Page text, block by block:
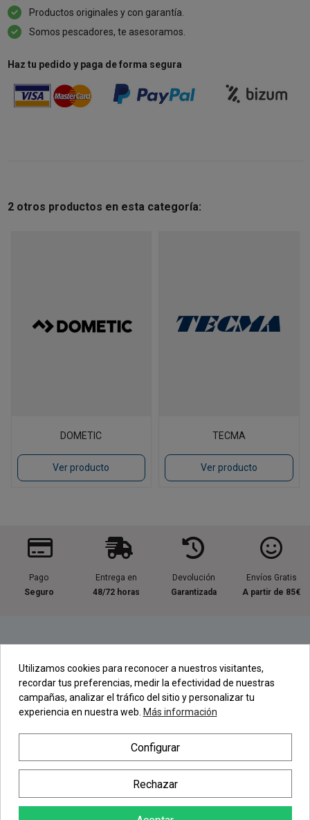
Productos originales y con garantía.
Somos pescadores, te asesoramos.
Haz tu pedido y paga de forma segura
2 otros productos en esta categoría:
DOMETIC
Ver producto
TECMA
Ver producto
Pago
Seguro
Entrega en
48/72 horas
Devolución
Garantizada
Envíos Gratis
A partir de 85€
Contacta con nosotros
Regístrate en nuestra Newsletter
Newsletter
Utilizamos cookies para reconocer a nuestros visitantes,
recordar tus preferencias, medir la efectividad de nuestras
campañas, analizar el tráfico del sitio y personalizar tu
experiencia en nuestra web. Más información
Configurar
Rechazar